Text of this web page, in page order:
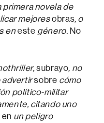
primera novela de
mejoresobras, o
eneste género. No
subrayo, no
advertirsobre cómo
político-militar
citando uno
en un peligro